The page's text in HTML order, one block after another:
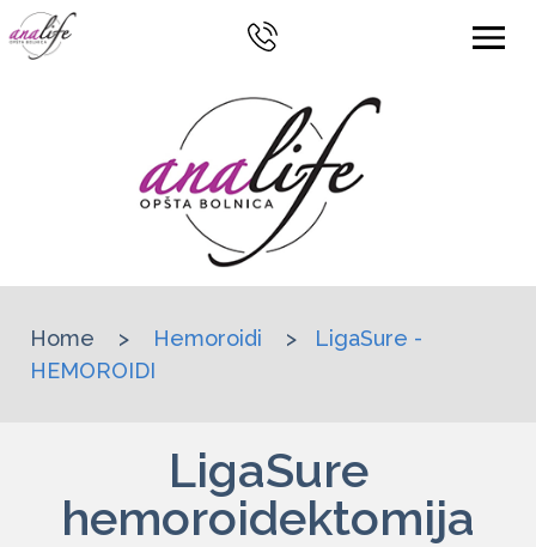
Home > Hemoroidi >
LigaSure -
HEMOROIDI
LigaSure
hemoroidektomija